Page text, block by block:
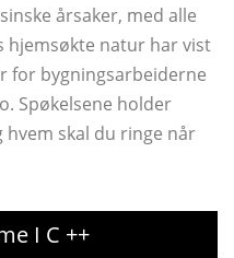
årsaker, med alle
hjemsøkte natur har vist
for bygningsarbeiderne
Spøkelsene holder
skal du ringe når
I C ++